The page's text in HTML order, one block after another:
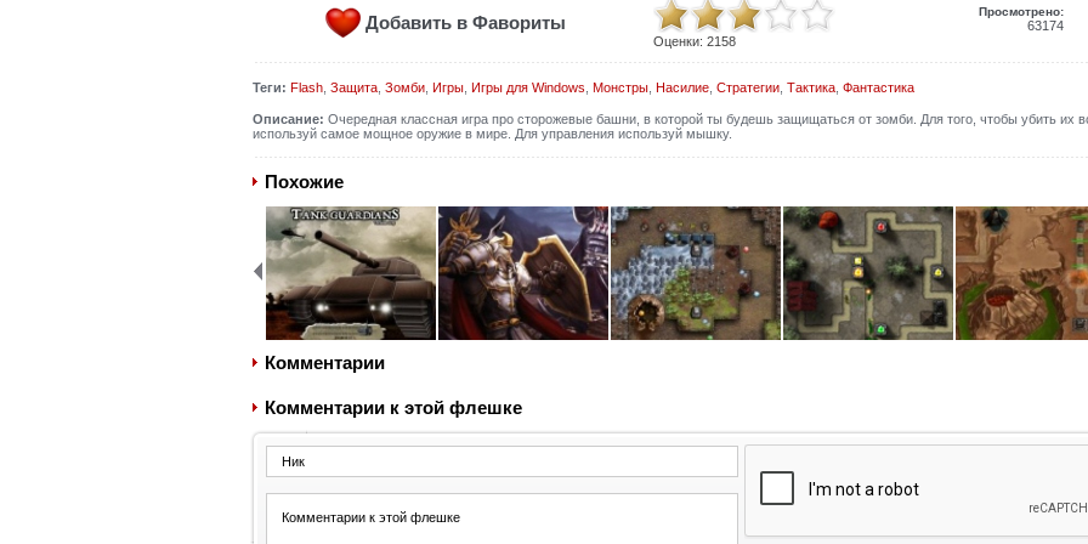
Добавить в Фавориты
Оценки: 2158
Просмотрено:
63174
Теги: Flash, Защита, Зомби, Игры, Игры для Windows Монстры, Насилие, Стратегии, Тактика, Фантастика
Описание: Очередная классная игра про сторожевые башни, в которой ты будешь защищаться от зомби. Для того, чтобы убить их
используй самое мощное оружие в мире. Для управления используй мышку.
Похожие
Комментарии
Комментарии к этой флешке